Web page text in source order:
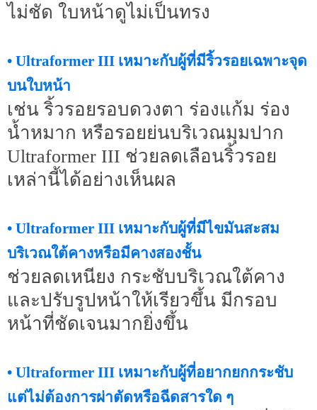
ไม่ชัด ใบหน้าดูไม่เป็นทรง
• Ultraformer III เหมาะกับผู้ที่มีริ้วรอยเฉพาะจุด
บนใบหน้า
เช่น ริ้วรอยรอบดวงตา ร่องแก้ม ร่อง
น้ำหมาก หรือรอยย่นบริเวณมุมปาก
Ultraformer III ช่วยลดเลือนริ้วรอย
เหล่านี้ได้อย่างเห็นผล
• Ultraformer III เหมาะกับผู้ที่มีไขมันสะสม
บริเวณใต้คางหรือมีคางสองชั้น
ช่วยลดเหนียง กระชับบริเวณใต้คาง
และปรับรูปหน้าให้เรียวขึ้น มีกรอบ
หน้าที่ชัดเจนมากยิ่งขึ้น
• Ultraformer III เหมาะกับผู้ที่อยากยกกระชับ
แต่ไม่ต้องการผ่าตัดหรือฉีดสารใด ๆ